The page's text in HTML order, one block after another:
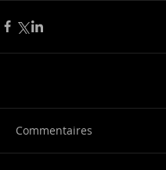
Commentaires